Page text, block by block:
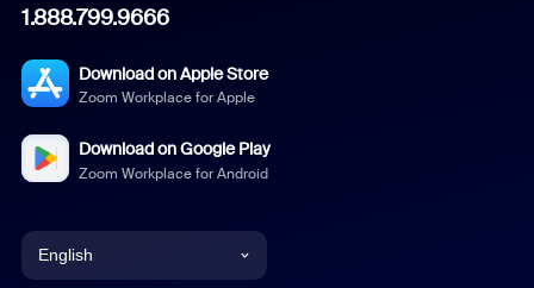
1.888.799.9666
Download on Apple Store
Zoom Workplace for Apple
Download on Google Play
Zoom Workplace for Android
English